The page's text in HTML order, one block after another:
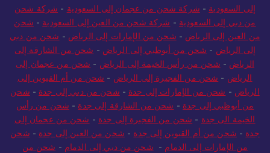
شركة شحن من أبوظبي إلى السعودية-شركة شحن من أم القيوين
إلى السعودية- شركة شحن من عجمان إلى السعودية-شركة شحن
من دبي إلى السعودية - شركة شحن من العين إلى السعودية- شحن
من العين إلى الرياض -شحن من الإمارات إلى الرياض- شحن من دبي
إلى الرياض-شحن من أبوظبي إلى الرياض -شحن من الشارقة إلى
الرياض
- شحن من رأس الخيمة إلى الرياض-شحن من عجمان إلى
الرياض -شحن من الفجيرة إلى الرياض -شحن من أم القيوين إلى
الرياض-شحن من الإمارات إلى جدة- شحن من دبي إلى جدة- شحن
من أبوظبي إلى جدة- شحن من الشارقة إلى جدة- شحن من رأس
الخيمة الى جدة - شحن من الفجيرة إلى جدة - شحن من عجمان إلى
جدة- شحن من أم القيوين إلى جدة -شحن من العين إلى جدة- شحن